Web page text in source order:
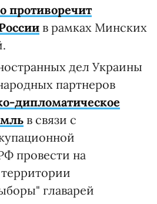
противоречит
в рамках Минских
дел Украины
партнеров
дипломатическое
в связи с
провести на
главарей